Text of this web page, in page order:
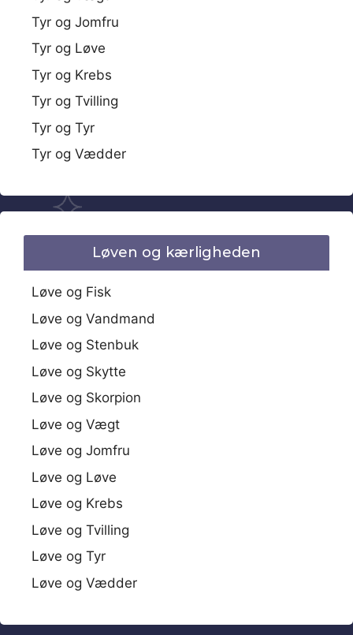
Tyr og Jomfru
Tyr og Løve
Tyr og Krebs
Tyr og Tvilling
Tyr og Tyr
Tyr og Vædder
Løven og kærligheden
Løve og Fisk
Løve og Vandmand
Løve og Stenbuk
Løve og Skytte
Løve og Skorpion
Løve og Vægt
Løve og Jomfru
Løve og Løve
Løve og Krebs
Løve og Tvilling
Løve og Tyr
Løve og Vædder